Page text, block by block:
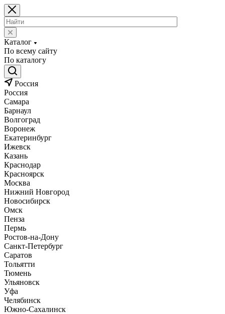
Каталог
По всему сайту
По каталогу
Россия
Россия
Самара
Барнаул
Волгоград
Воронеж
Екатеринбург
Ижевск
Казань
Краснодар
Красноярск
Москва
Нижний Новгород
Новосибирск
Омск
Пенза
Пермь
Ростов-на-Дону
Санкт-Петербург
Саратов
Тольятти
Тюмень
Ульяновск
Уфа
Челябинск
Южно-Сахалинск